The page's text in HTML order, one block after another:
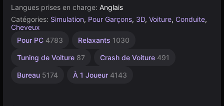
Langues prises en charge: Anglais
Catégories: Simulation, Pour Garçons, 3D, Voiture, Conduite,
Cheveux
Pour PC 4783 Relaxants 1030
Tuning de Voiture 87 Crash de Voiture 491
Bureau 5174 À 1 Joueur 4143
Indépendants
Haute
3571
Monde
382
Navigateur
Unity
ligne